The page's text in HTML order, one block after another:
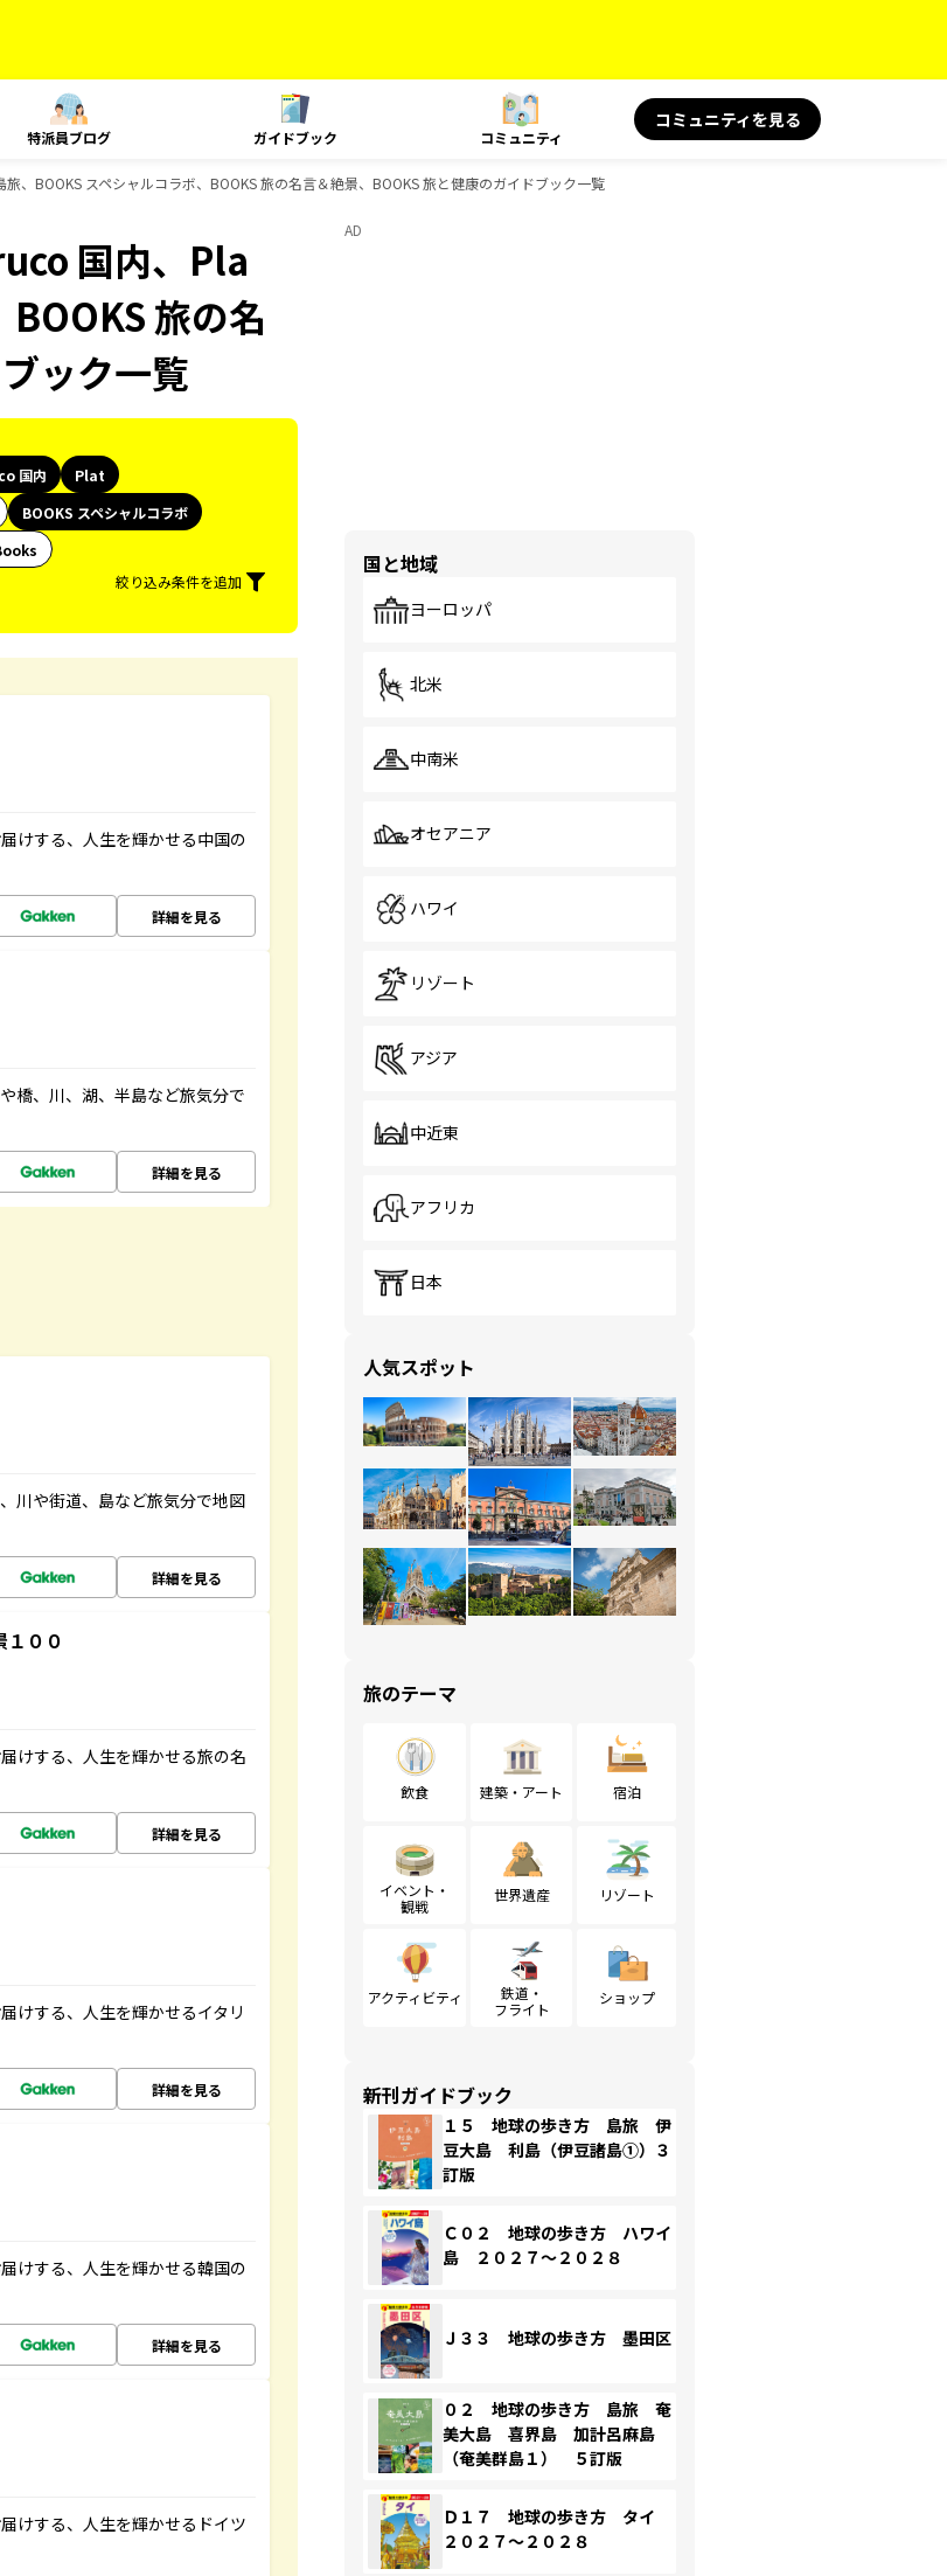
特派員ブログ ガイドブック コミュニティ
コミュニティを見る
、BOOKS スペシャルコラボ、BOOKS 旅の名言＆絶景、BOOKS 旅と健康のガイドブック一覧
国内、Pla
旅の名
ック一覧
国内
Plat
BOOKS スペシャルコラボ
絞り込み条件を追加
けする、人生を輝かせる中国の
詳細を見る
橋、川、湖、半島など旅気分で
詳細を見る
川や街道、島など旅気分で地図
詳細を見る
００
けする、人生を輝かせる旅の名
詳細を見る
けする、人生を輝かせるイタリ
詳細を見る
けする、人生を輝かせる韓国の
詳細を見る
けする、人生を輝かせるドイツ
AD
国と地域
ヨーロッパ
北米
中南米
オセアニア
ハワイ
リゾート
アジア
中近東
アフリカ
日本
人気スポット
旅のテーマ
飲食 建築・アート 宿泊
イベント・
観戦
世界遺産 リゾート
アクティビティ
鉄道・
フライト
ショップ
新刊ガイドブック
１５ 地球の歩き方 島旅 伊
豆大島 利島（伊豆諸島①）３
訂版
Ｃ０２ 地球の歩き方 ハワイ
島 ２０２７～２０２８
Ｊ３３ 地球の歩き方 墨田区
０２ 地球の歩き方 島旅 奄
美大島 喜界島 加計呂麻島
（奄美群島１） ５訂版
Ｄ１７ 地球の歩き方 タイ
２０２７～２０２８